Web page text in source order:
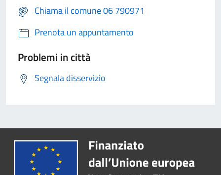
Chiama il comune 06 790971
Prenota un appuntamento
Problemi in città
Segnala disservizio